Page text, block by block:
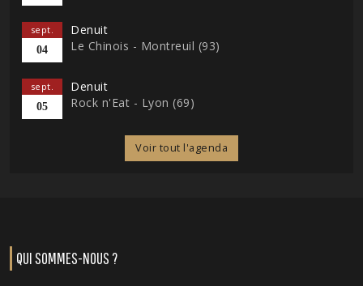
sept.
04
Denuit
Le Chinois - Montreuil (93)
sept.
05
Denuit
Rock n'Eat - Lyon (69)
Voir tout l'agenda
QUI SOMMES-NOUS ?